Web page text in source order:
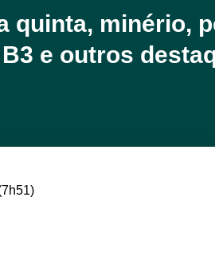
quinta, minério,
e outros